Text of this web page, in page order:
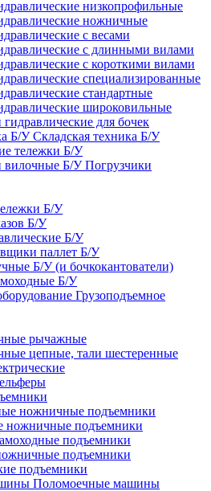
низкопрофильные
ножничные
с весами
с длинными вилами
с короткими вилами
специализированные
стандартные
широковильные
для бочек
Складская техника Б/У
тележки Б/У
Погрузчики
Б/У
Б/У
Б/У
паллет Б/У
Б/У (и бочкокантователи)
Б/У
Грузоподъемное
рычажные
цепные, тали шестеренные
ножничные подъемники
подъемники
подъемники
подъемники
Поломоечные машины